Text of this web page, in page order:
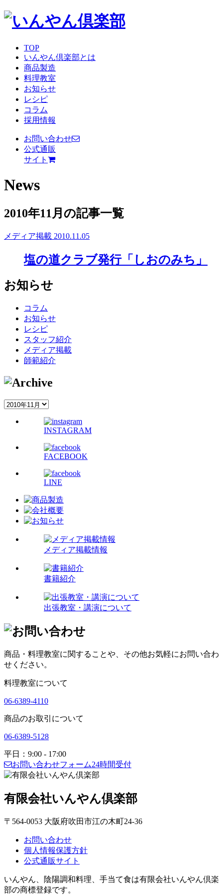
TOP
いんやん倶楽部とは
商品製造
料理教室
お知らせ
レシピ
コラム
採用情報
お問い合わせ
公式通販
サイト
News
2010年11月の記事一覧
メディア掲載 2010.11.05
塩の道クラブ発行「しおのみち」
お知らせ
コラム
お知らせ
レシピ
スタッフ紹介
メディア掲載
師範紹介
INSTAGRAM
FACEBOOK
LINE
メディア掲載情報
書籍紹介
出張教室・講演について
商品・料理教室に関することや、その他お気軽にお問い合わ
せください。
料理教室について
06-6389-4110
商品のお取引について
06-6389-5128
平日：9:00 - 17:00
お問い合わせフォーム24時間受付
有限会社いんやん倶楽部
〒564-0053 大阪府吹田市江の木町24-36
お問い合わせ
個人情報保護方針
公式通販サイト
いんやん、陰陽調和料理、手当て食は有限会社いんやん倶楽
部の商標登録です。